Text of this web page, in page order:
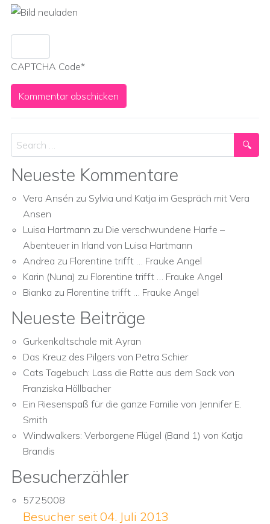
CAPTCHA Code*
Search
Neueste Kommentare
Vera Ansén zu Sylvia und Katja im Gespräch mit Vera
Ansen
Luisa Hartmann zu Die verschwundene Harfe –
Abenteuer in Irland von Luisa Hartmann
Andrea zu Florentine trifft … Frauke Angel
Karin (Nuna) zu Florentine trifft … Frauke Angel
Bianka zu Florentine trifft … Frauke Angel
Neueste Beiträge
Gurkenkaltschale mit Ayran
Das Kreuz des Pilgers von Petra Schier
Cats Tagebuch: Lass die Ratte aus dem Sack von
Franziska Höllbacher
Ein Riesenspaß für die ganze Familie von Jennifer E.
Smith
Windwalkers: Verborgene Flügel (Band 1) von Katja
Brandis
Besucherzähler
5725008
Besucher seit 04. Juli 2013